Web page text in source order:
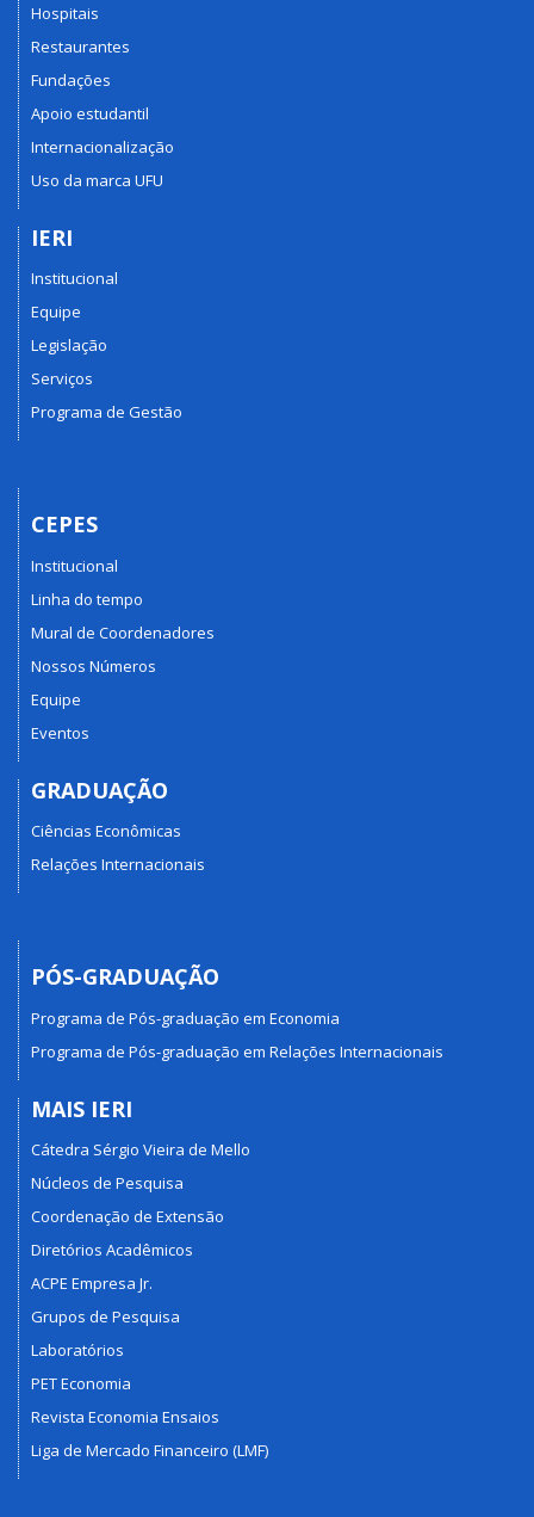
Hospitais
Restaurantes
Fundações
Apoio estudantil
Internacionalização
Uso da marca UFU
IERI
Institucional
Equipe
Legislação
Serviços
Programa de Gestão
CEPES
Institucional
Linha do tempo
Mural de Coordenadores
Nossos Números
Equipe
Eventos
GRADUAÇÃO
Ciências Econômicas
Relações Internacionais
PÓS-GRADUAÇÃO
Programa de Pós-graduação em Economia
Programa de Pós-graduação em Relações Internacionais
MAIS IERI
Cátedra Sérgio Vieira de Mello
Núcleos de Pesquisa
Coordenação de Extensão
Diretórios Acadêmicos
ACPE Empresa Jr.
Grupos de Pesquisa
Laboratórios
PET Economia
Revista Economia Ensaios
Liga de Mercado Financeiro (LMF)